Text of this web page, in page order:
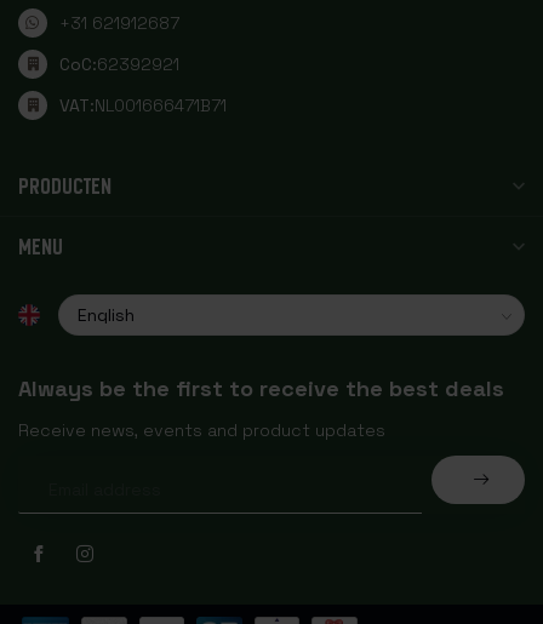
+31 621912687
CoC:62392921
VAT:NL001666471B71
PRODUCTEN
MENU
Always be the first to receive the best deals
Receive news, events and product updates